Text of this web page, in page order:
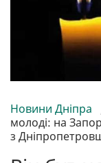
Новини Дніпра
молоді: на
з